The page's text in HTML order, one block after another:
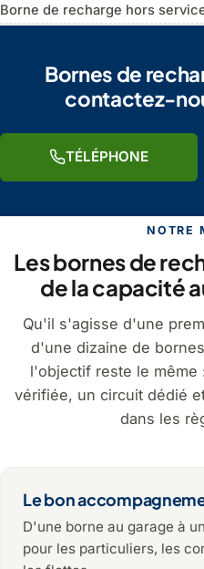
Borne de recharge hors
Bornes de
contactez-
TÉLÉPHONE
NOTRE
Les bornes de
de la capacité
Qu'il s'agisse d'une
d'une dizaine de
l'objectif reste le même
vérifiée, un circuit dédié
dans les
Le bon
D'une borne au garage à
pour les particuliers, les